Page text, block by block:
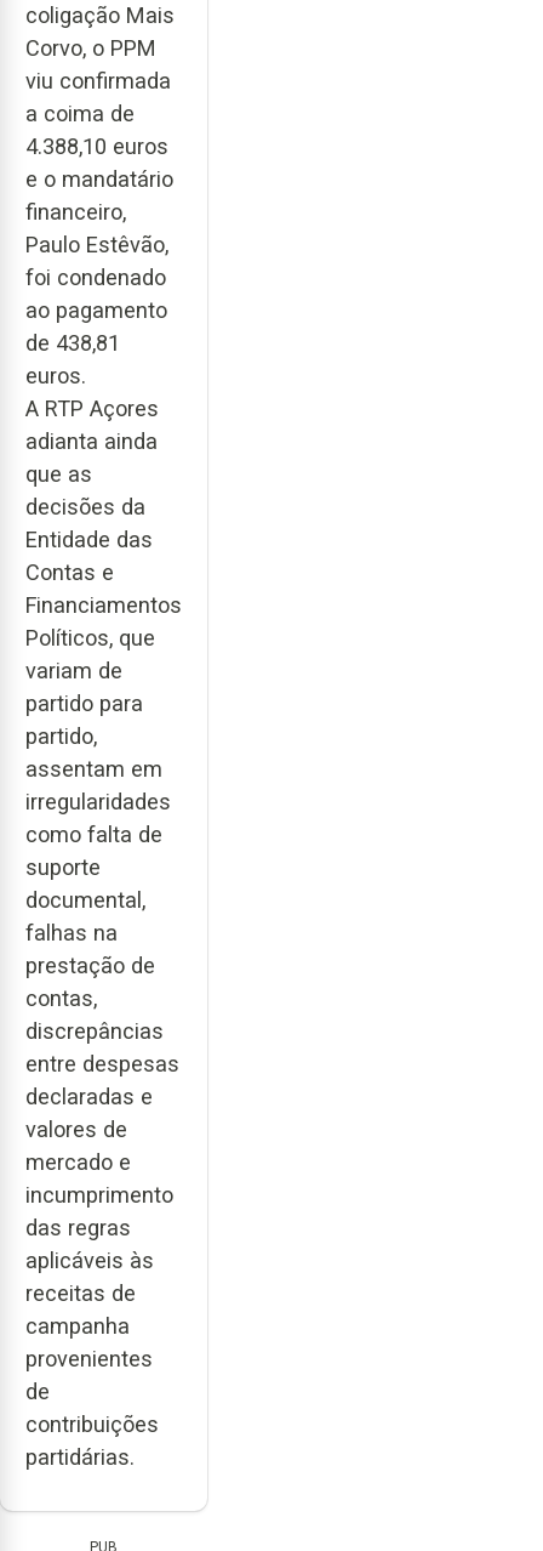
coligação Mais
Corvo, o PPM
viu confirmada
a coima de
4.388,10 euros
e o mandatário
financeiro,
Paulo Estêvão,
foi condenado
ao pagamento
de 438,81
euros.
A RTP Açores
adianta ainda
que as
decisões da
Entidade das
Contas e
Financiamentos
Políticos, que
variam de
partido para
partido,
assentam em
irregularidades
como falta de
suporte
documental,
falhas na
prestação de
contas,
discrepâncias
entre despesas
declaradas e
valores de
mercado e
incumprimento
das regras
aplicáveis às
receitas de
campanha
provenientes
de
contribuições
partidárias.
PUB